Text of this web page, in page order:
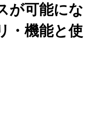
が可能にな
・機能と使